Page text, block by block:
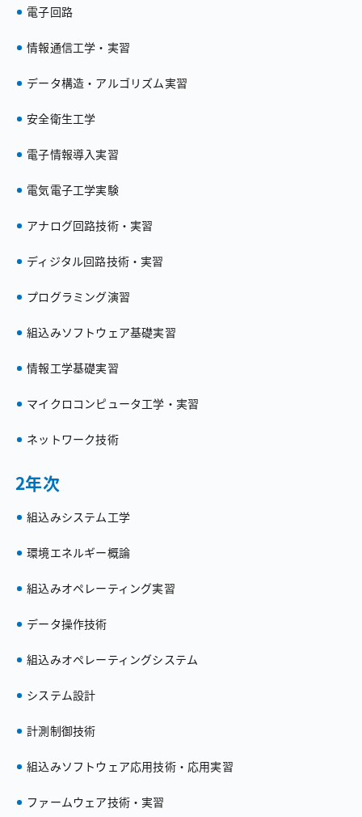
電子回路
情報通信工学・実習
データ構造・アルゴリズム実習
安全衛生工学
電子情報導入実習
電気電子工学実験
アナログ回路技術・実習
ディジタル回路技術・実習
プログラミング演習
組込みソフトウェア基礎実習
情報工学基礎実習
マイクロコンピュータ工学・実習
ネットワーク技術
2年次
組込みシステム工学
環境エネルギー概論
組込みオペレーティング実習
データ操作技術
組込みオペレーティングシステム
システム設計
計測制御技術
組込みソフトウェア応用技術・応用実習
ファームウェア技術・実習